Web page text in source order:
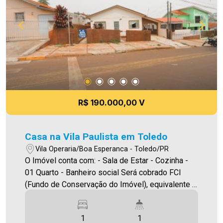
R$ 190.000,00 V
Casa na Vila Paulista em Toledo
Vila Operaria/Boa Esperanca - Toledo/PR
O Imóvel conta com: - Sala de Estar - Cozinha -
01 Quarto - Banheiro social Será cobrado FCI
(Fundo de Conservação do Imóvel), equivalente a
o FCI, acesse o menu LOCAÇÃO em nosso site. A
Imobiliária Ativa possui hoje uma das maiores
1 1